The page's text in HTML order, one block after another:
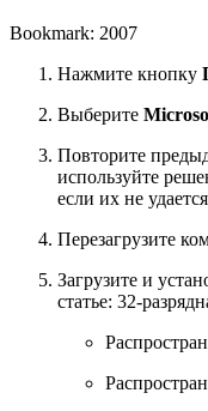
Bookmark: 2007
Нажмите кнопку
Выберите
Повторите
используйте
если их не
Перезагрузите
Загрузите и
статье: 32-